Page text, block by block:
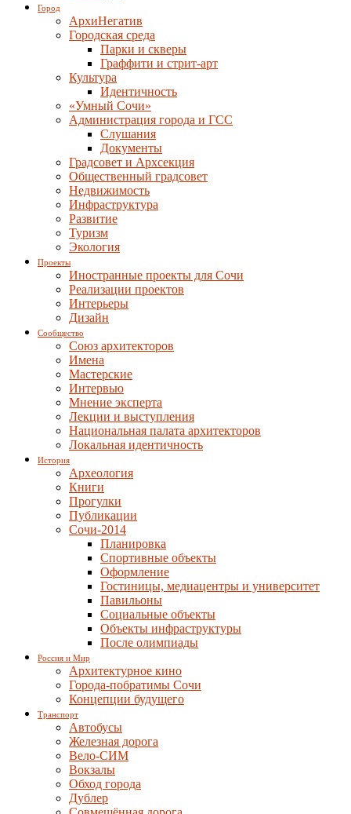
Город
АрхиНегатив
Городская среда
Парки и скверы
Граффити и стрит-арт
Культура
Идентичность
«Умный Сочи»
Администрация города и ГСС
Слушания
Документы
Градсовет и Архсекция
Общественный градсовет
Недвижимость
Инфраструктура
Развитие
Туризм
Экология
Проекты
Иностранные проекты для Сочи
Реализации проектов
Интерьеры
Дизайн
Сообщество
Союз архитекторов
Имена
Мастерские
Интервью
Мнение эксперта
Лекции и выступления
Национальная палата архитекторов
Локальная идентичность
История
Археология
Книги
Прогулки
Публикации
Сочи-2014
Планировка
Спортивные объекты
Оформление
Гостиницы, медиацентры и университет
Павильоны
Социальные объекты
Объекты инфраструктуры
После олимпиады
Россия и Мир
Архитектурное кино
Города-побратимы Сочи
Концепции будущего
Транспорт
Автобусы
Железная дорога
Вело-СИМ
Вокзалы
Обход города
Дублер